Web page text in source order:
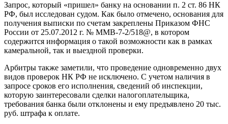
Запрос, который «пришел» банку на основании п. 2 ст. 86 НК
РФ, был исследован судом. Как было отмечено, основания для
получения выписки по счетам закреплены Приказом ФНС
России от 25.07.2012 г. № ММВ-7-2/518@, в котором
содержится информация о такой возможности как в рамках
камеральной, так и выездной проверки.
Арбитры также заметили, что проведение одновременно двух
видов проверок НК РФ не исключено. С учетом наличия в
запросе сроков его исполнения, сведений об инспекции,
которую заинтересовали сделки налогоплательщика,
требования банка были отклонены и ему предъявлено 20 тыс.
руб. штрафа к оплате.